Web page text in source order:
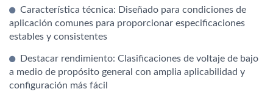
Característica técnica: Diseñado para condiciones de
aplicación comunes para proporcionar especificaciones
estables y consistentes
Destacar rendimiento: Clasificaciones de voltaje de bajo
a medio de propósito general con amplia aplicabilidad y
configuración más fácil